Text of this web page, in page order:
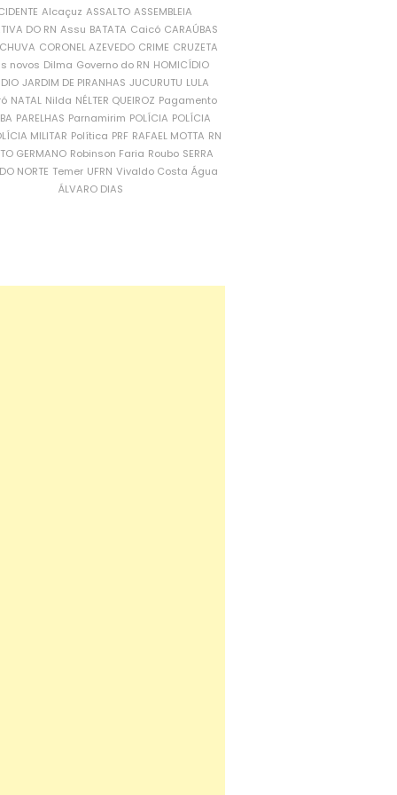
Alcaçuz ASSALTO ASSEMBLEIA
DO RN Assu BATATA Caicó CARAÚBAS
CORONEL AZEVEDO CRIME CRUZETA
novos Dilma Governo do RN HOMICÍDIO
JARDIM DE PIRANHAS JUCURUTU LULA
NATAL Nilda NÉLTER QUEIROZ Pagamento
PARELHAS Parnamirim POLÍCIA POLÍCIA
MILITAR Política PRF RAFAEL MOTTA RN
GERMANO Robinson Faria Roubo SERRA
NORTE Temer UFRN Vivaldo Costa Água
ÁLVARO DIAS